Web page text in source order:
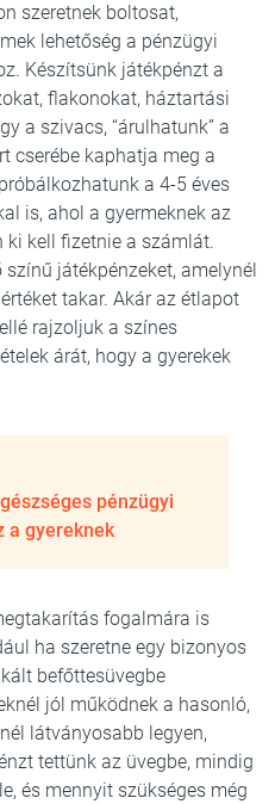
szeretnek boltosat,
lehetőség a pénzügyi
Készítsünk játékpénzt a
flakonokat, háztartási
a szivacs, “árulhatunk” a
cserébe kaphatja meg a
a 4-5 éves
is, ahol a gyermeknek az
ki kell fizetnie a számlát.
játékpénzeket, amelynél
takar. Akár az étlapot
rajzoljuk a színes
árát, hogy a gyerekek
pénzügyi
a gyereknek
fogalmára is
ha szeretne egy bizonyos
befőttesüvegbe
jól működnek a hasonló,
látványosabb legyen,
tettünk az üvegbe, mindig
és mennyit szükséges még